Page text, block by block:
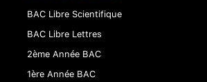
BAC Libre Scientifique
BAC Libre Lettres
2ème Année BAC
1ère Année BAC